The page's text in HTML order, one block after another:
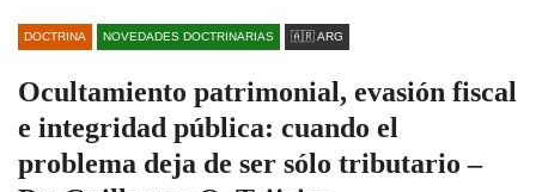
DOCTRINA NOVEDADES DOCTRINARIAS 🇦🇷 ARG
Ocultamiento patrimonial, evasión fiscal
e integridad pública: cuando el
problema deja de ser sólo tributario –